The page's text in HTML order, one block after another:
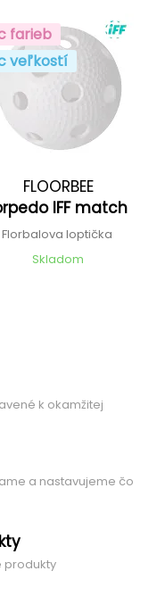
farieb
veľkostí
FLOORBEE
IFF match
Florbalova loptička
Skladom
k okamžitej
a nastavujeme čo
produkty